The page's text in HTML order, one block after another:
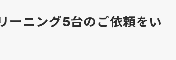
ーニング5台のご依頼をい